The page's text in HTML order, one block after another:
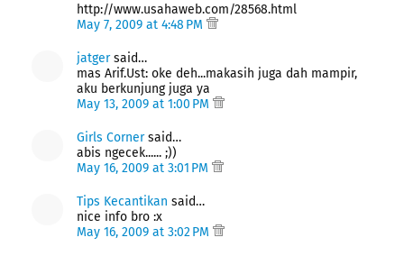
http://www.usahaweb.com/28568.html
May 7, 2009 at 4:48 PM
jatgersaid…
mas Arif.Ust: oke deh...makasih juga dah mampir,
aku berkunjung juga ya
May 13, 2009 at 1:00 PM
Girls Cornersaid…
abis ngecek...... ;))
May 16, 2009 at 3:01 PM
Tips Kecantikan said…
nice info bro :x
May 16, 2009 at 3:02 PM